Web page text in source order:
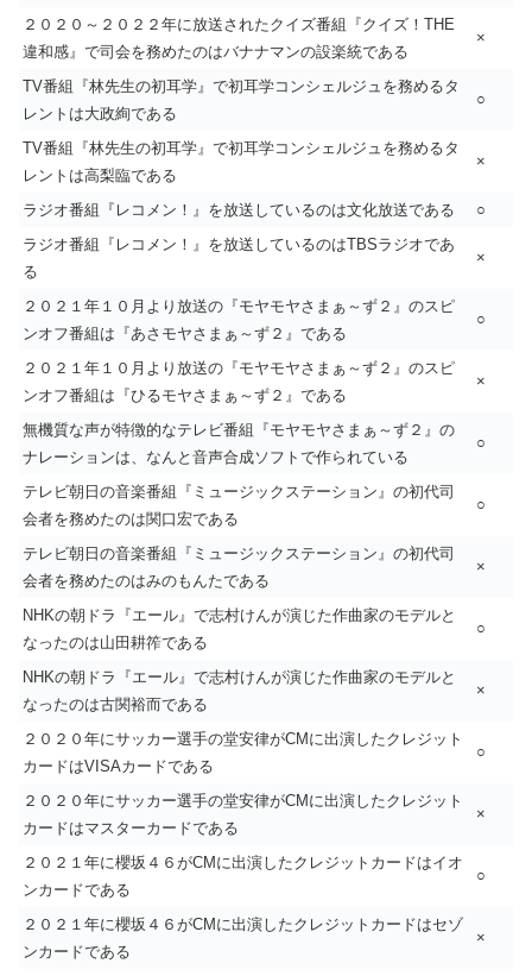
２０２０～２０２２年に放送されたクイズ番組『クイズ！THE
違和感』で司会を務めたのはバナナマンの設楽統である
×
TV番組『林先生の初耳学』で初耳学コンシェルジュを務めるタ
レントは大政絢である
○
TV番組『林先生の初耳学』で初耳学コンシェルジュを務めるタ
レントは高梨臨である
×
ラジオ番組『レコメン！』を放送しているのは文化放送である
○
ラジオ番組『レコメン！』を放送しているのはTBSラジオであ
る
×
２０２１年１０月より放送の『モヤモヤさまぁ～ず２』のスピ
ンオフ番組は『あさモヤさまぁ～ず２』である
○
２０２１年１０月より放送の『モヤモヤさまぁ～ず２』のスピ
ンオフ番組は『ひるモヤさまぁ～ず２』である
×
無機質な声が特徴的なテレビ番組『モヤモヤさまぁ～ず２』の
ナレーションは、なんと音声合成ソフトで作られている
○
テレビ朝日の音楽番組『ミュージックステーション』の初代司
会者を務めたのは関口宏である
○
テレビ朝日の音楽番組『ミュージックステーション』の初代司
会者を務めたのはみのもんたである
×
NHKの朝ドラ『エール』で志村けんが演じた作曲家のモデルと
なったのは山田耕筰である
○
NHKの朝ドラ『エール』で志村けんが演じた作曲家のモデルと
なったのは古関裕而である
×
２０２０年にサッカー選手の堂安律がCMに出演したクレジット
カードはVISAカードである
○
２０２０年にサッカー選手の堂安律がCMに出演したクレジット
カードはマスターカードである
×
２０２１年に櫻坂４６がCMに出演したクレジットカードはイオ
ンカードである
○
２０２１年に櫻坂４６がCMに出演したクレジットカードはセゾ
ンカードである
×